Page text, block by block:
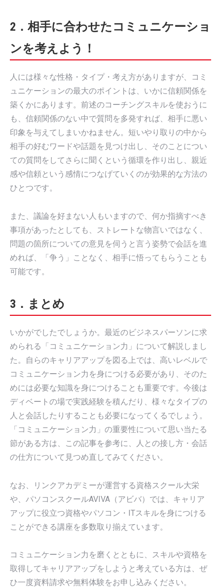
2．相手に合わせたコミュニケーショ
ンを考えよう！
人には様々な性格・タイプ・考え方がありますが、コミ
ュニケーションの最大のポイントは、いかに信頼関係を
築くかにあります。前述のコーチングスキルを使おうに
も、信頼関係のない中で質問を多発すれば、相手に悪い
印象を与えてしまいかねません。短いやり取りの中から
相手の好むワードや話題を見つけ出し、そのことについ
ての質問をしてさらに聞くという循環を作り出し、親近
感や信頼という感情につなげていくのが効果的な方法の
ひとつです。
また、議論を好まない人もいますので、何か指摘すべき
事項があったとしても、ストレートな物言いではなく、
問題の箇所についての意見を伺うと言う姿勢で会話を進
めれば、「争う」ことなく、相手に悟ってもらうことも
可能です。
3．まとめ
いかがでしたでしょうか。最近のビジネスパーソンに求
められる「コミュニケーション力」について解説しまし
た。自らのキャリアアップを図る上では、高いレベルで
コミュニケーション力を身につける必要があり、そのた
めには必要な知識を身につけることも重要です。今後は
ディベートの場で実践経験を積んだり、様々なタイプの
人と会話したりすることも必要になってくるでしょう。
「コミュニケーション力」の重要性について思い当たる
節がある方は、この記事を参考に、人との接し方・会話
の仕方について見つめ直してみてください。
なお、リンクアカデミーが運営する資格スクール大栄
や、パソコンスクールAVIVA（アビバ）では、キャリア
アップに役立つ資格やパソコン・ITスキルを身につける
ことができる講座を多数取り揃えています。
コミュニケーション力を磨くとともに、スキルや資格を
取得してキャリアアップをしようと考えている方は、ぜ
ひ一度資料請求や無料体験をお申し込みください。